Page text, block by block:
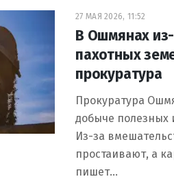
27 МАЯ 2026, 11:52
В Ошмянах
пахотных
прокуратура
Прокуратура
добыче полезных
Из-за
простаивают, а
пишет…